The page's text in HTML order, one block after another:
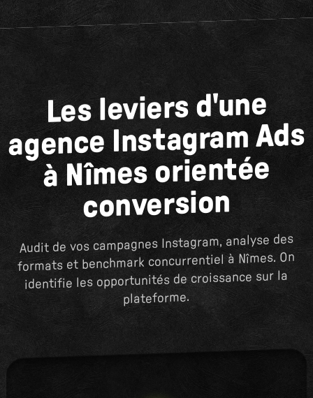
Les leviers d'une
agence Instagram Ads
à Nîmes orientée
conversion
Audit de vos campagnes Instagram, analyse des
formats et benchmark concurrentiel à Nîmes. On
identifie les opportunités de croissance sur la
plateforme.